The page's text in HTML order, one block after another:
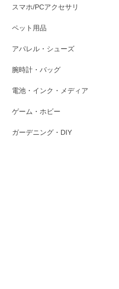
スマホ/PCアクセサリ
ペット用品
アパレル・シューズ
腕時計・バッグ
電池・インク・メディア
ゲーム・ホビー
ガーデニング・DIY